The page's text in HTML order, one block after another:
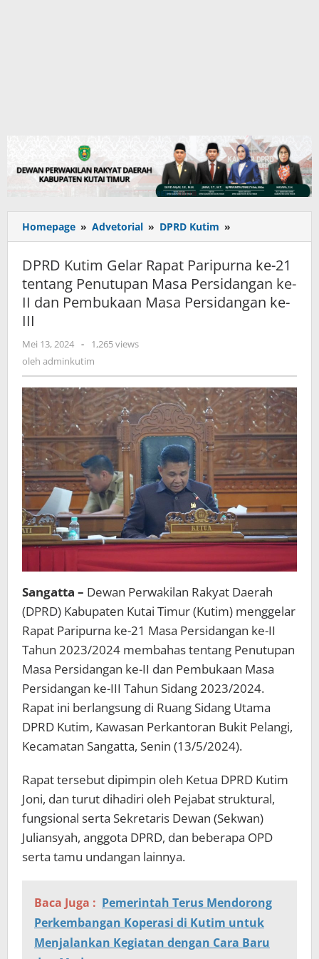
Homepage » Advetorial » DPRD Kutim »
Kutim
Rapat
Paripurna
ke-
21
Persidangan
ke-
II
dan
Pembukaan
Masa
Persidangan
ke-
III
DPRD Kutim Gelar Rapat Paripurna ke-21
tentang Penutupan Masa Persidangan ke-
II dan Pembukaan Masa Persidangan ke-
III
Mei 13, 2024 oleh
adminkutim
-
1,265 views
oleh adminkutim
Sangatta – Dewan Perwakilan Rakyat Daerah
(DPRD) Kabupaten Kutai Timur (Kutim) menggelar
Rapat Paripurna ke-21 Masa Persidangan ke-II
Tahun 2023/2024 membahas tentang Penutupan
Masa Persidangan ke-II dan Pembukaan Masa
Persidangan ke-III Tahun Sidang 2023/2024.
Rapat ini berlangsung di Ruang Sidang Utama
DPRD Kutim, Kawasan Perkantoran Bukit Pelangi,
Kecamatan Sangatta, Senin (13/5/2024).
Rapat tersebut dipimpin oleh Ketua DPRD Kutim
Joni, dan turut dihadiri oleh Pejabat struktural,
fungsional serta Sekretaris Dewan (Sekwan)
Juliansyah, anggota DPRD, dan beberapa OPD
serta tamu undangan lainnya.
Baca Juga : Pemerintah Terus Mendorong
Perkembangan Koperasi di Kutim untuk
Menjalankan Kegiatan dengan Cara Baru